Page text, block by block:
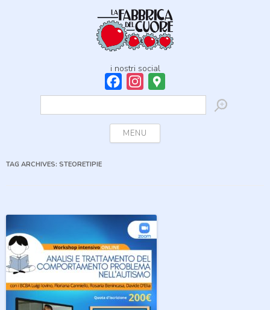
i nostri social
FacebookInstagram
Maps
Ricerca
MENU
TAG ARCHIVES: STEORETIPIE